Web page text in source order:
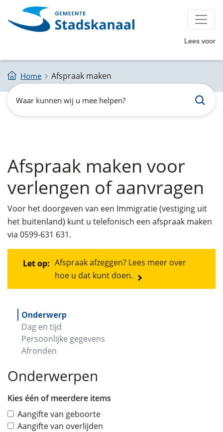
Lees voor
Home Afspraak maken
Zoeken
Waar
helpen?
Afspraak maken voor
verlengen of aanvragen
Voor het doorgeven van een Immigratie (vestiging uit
het buitenland) kunt u telefonisch een afspraak maken
via 0599-631 631.
Let op: Afspraak afzeggen? Lees meer over
hoe u dat kunt doen.
Onderwerp
Dag en tijd
Persoonlijke gegevens
Afronden
Onderwerpen
Kies één of meerdere items
Aangifte van geboorte
Aangifte van overlijden